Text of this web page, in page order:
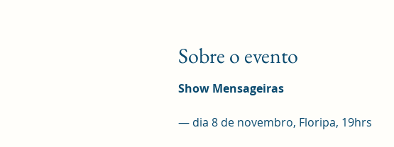
Sobre o evento
Show Mensageiras
— dia 8 de novembro, Floripa, 19hrs